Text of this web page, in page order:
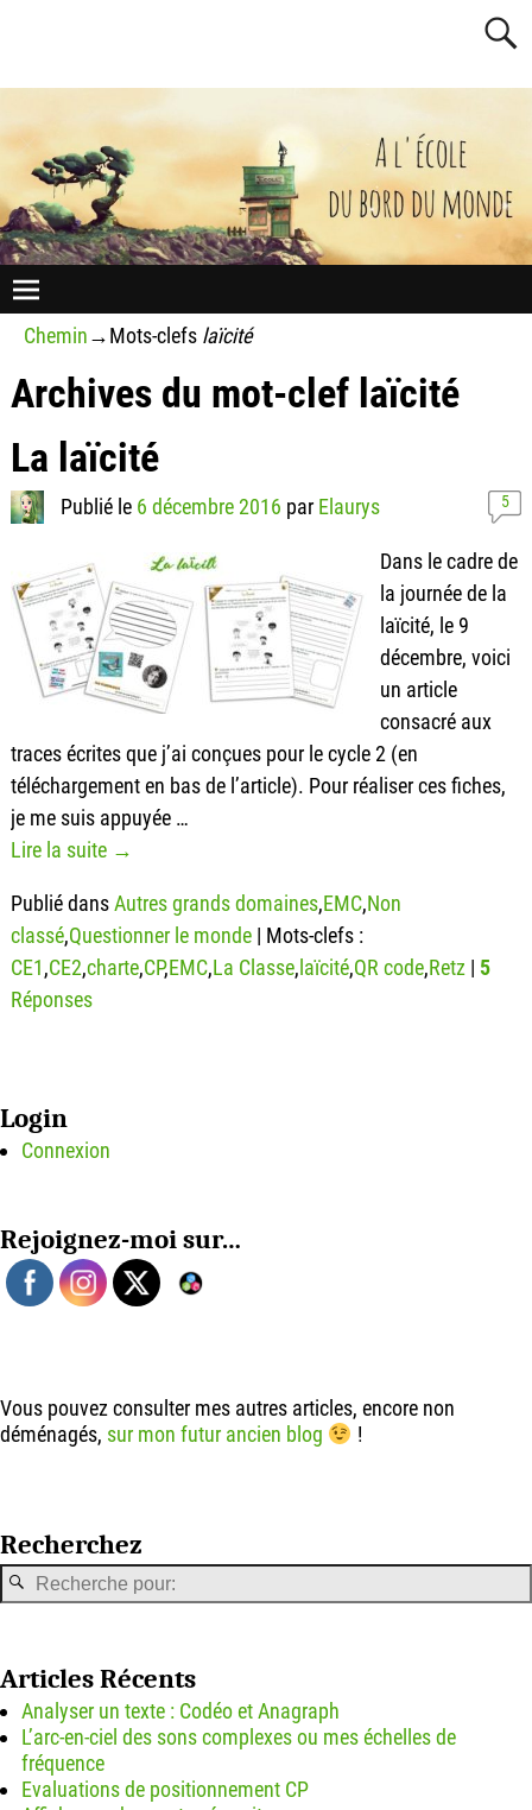
Chemin→Mots-clefs laïcité
Archives du mot-clef laïcité
La laïcité
Publié le 6 décembre 2016 par Elaurys 5
Dans le cadre de
la journée de la
laïcité, le 9
décembre, voici
un article
consacré aux
traces écrites que j’ai conçues pour le cycle 2 (en
téléchargement en bas de l’article). Pour réaliser ces fiches,
je me suis appuyée …
Lire la suite →
Publié dansAutres grands domaines,EMC,Non
classé,Questionner le monde| Mots-clefs :
CE1,CE2,charte,CP,EMC,La Classe,laïcité,QR code,Retz | 5
Réponses
Login
Connexion
Rejoignez-moi sur…
Vous pouvez consulter mes autres articles, encore non
déménagés, sur mon futur ancien blog !
Recherchez
Articles Récents
Analyser un texte : Codéo et Anagraph
L’arc-en-ciel des sons complexes ou mes échelles de
fréquence
Evaluations de positionnement CP